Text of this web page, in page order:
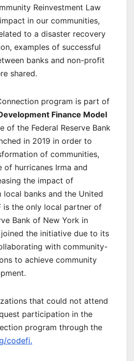
Reinvestment Law
in our communities,
to a disaster recovery
examples of successful
banks and non-profit
shared.
program is part of
Finance Model
of the Federal Reserve Bank
in 2019 in order to
of communities,
of hurricanes Irma and
the impact of
local banks and the United
is the only local partner of
Bank of New York in
the initiative due to its
with community-
to achieve community
that could not attend
participation in the
program through the
codefi.